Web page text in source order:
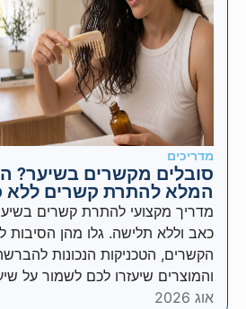
מדריכים
סובלים מקשרים בשיער?
המלא להתרת קשרים ללא
מדריך מקצועי להתרת קשרים
כאב וללא תלישה. גלו מהן הסיבות
הקשרים, הטכניקות הנכונות
והמוצרים שיעזרו לכם לשמור על
אוג 2026